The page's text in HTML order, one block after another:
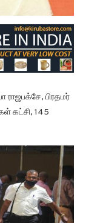
பிரதமர்
கட்சி, 145